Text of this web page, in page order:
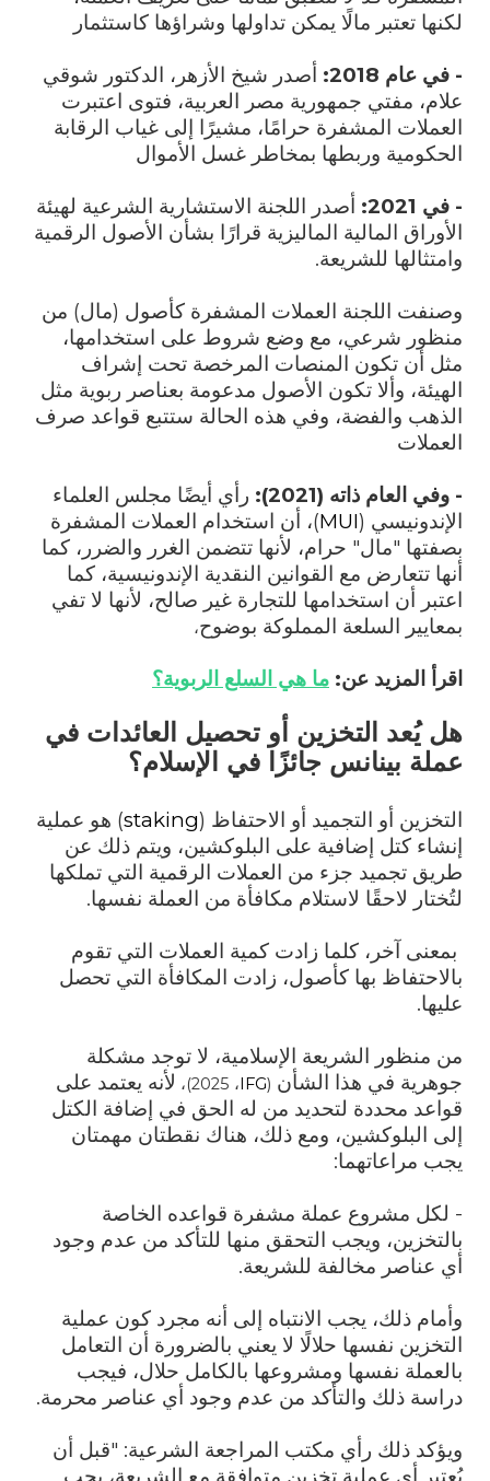
لكنها تعتبر مالًا يمكن تداولها وشراؤها كاستثمار
- في عام 2018:
أصدر شيخ الأزهر، الدكتور شوقي
علام، مفتي جمهورية مصر العربية، فتوى اعتبرت
العملات المشفرة حرامًا، مشيرًا إلى غياب الرقابة
الحكومية وربطها بمخاطر غسل الأموال
- في 2021:
أصدر اللجنة الاستشارية الشرعية لهيئة
الأوراق المالية الماليزية قرارًا بشأن الأصول الرقمية
وامتثالها للشريعة.
وصنفت اللجنة العملات المشفرة كأصول (مال) من
منظور شرعي، مع وضع شروط على استخدامها،
مثل أن تكون المنصات المرخصة تحت إشراف
الهيئة، وألا تكون الأصول مدعومة بعناصر ربوية مثل
الذهب والفضة، وفي هذه الحالة ستتبع قواعد صرف
العملات
- وفي العام ذاته (2021):
رأي أيضًا مجلس العلماء
الإندونيسي (MUI)، أن استخدام العملات المشفرة
بصفتها "مال" حرام، لأنها تتضمن الغرر والضرر، كما
أنها تتعارض مع القوانين النقدية الإندونيسية، كما
اعتبر أن استخدامها للتجارة غير صالح، لأنها لا تفي
بمعايير السلعة المملوكة بوضوح،
اقرأ المزيد عن: ما هي السلع الربوية؟
هل يُعد التخزين أو تحصيل العائدات في
عملة بينانس جائزًا في الإسلام؟
التخزين أو التجميد أو الاحتفاظ (staking) هو عملية
إنشاء كتل إضافية على البلوكشين، ويتم ذلك عن
طريق تجميد جزء من العملات الرقمية التي تملكها
لتُختار لاحقًا لاستلام مكافأة من العملة نفسها.
بمعنى آخر، كلما زادت كمية العملات التي تقوم
بالاحتفاظ بها كأصول، زادت المكافأة التي تحصل
عليها.
من منظور الشريعة الإسلامية، لا توجد مشكلة
جوهرية في هذا الشأن (
IFG، 2025)،
لأنه يعتمد على
قواعد محددة لتحديد من له الحق في إضافة الكتل
إلى البلوكشين، ومع ذلك، هناك نقطتان مهمتان
يجب مراعاتهما:
- لكل مشروع عملة مشفرة قواعده الخاصة
بالتخزين، ويجب التحقق منها للتأكد من عدم وجود
أي عناصر مخالفة للشريعة.
وأمام ذلك، يجب الانتباه إلى أنه مجرد كون عملية
التخزين نفسها حلالًا لا يعني بالضرورة أن التعامل
بالعملة نفسها ومشروعها بالكامل حلال، فيجب
دراسة ذلك والتأكد من عدم وجود أي عناصر محرمة.
ويؤكد ذلك رأي مكتب المراجعة الشرعية: "قبل أن